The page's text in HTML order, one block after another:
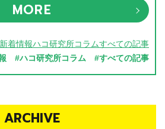
MORE
新着情報ハコ研究所コラムすべての記事
#ハコ研究所コラム #すべての記事
ARCHIVE